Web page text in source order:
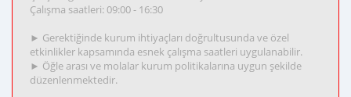
Çalışma saatleri: 09:00 - 16:30
► Gerektiğinde kurum ihtiyaçları doğrultusunda ve özel
etkinlikler kapsamında esnek çalışma saatleri uygulanabilir.
► Öğle arası ve molalar kurum politikalarına uygun şekilde
düzenlenmektedir.